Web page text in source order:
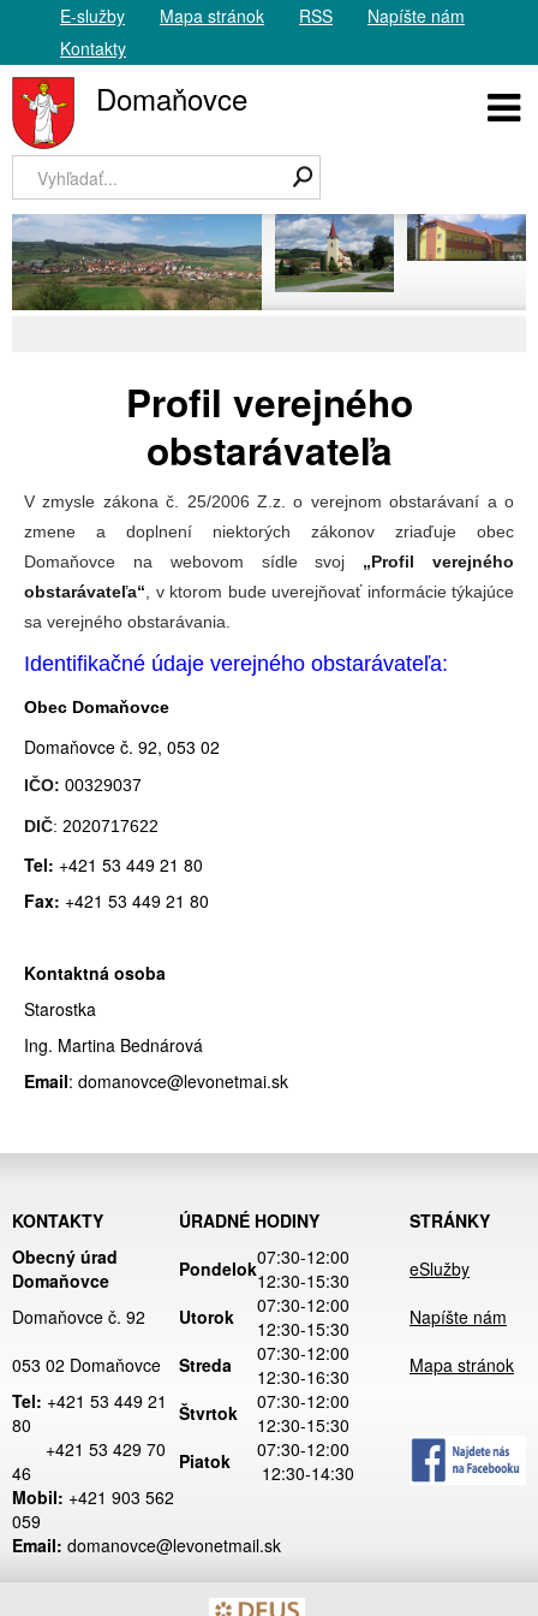
E-služby Mapa stránok RSS
Napíšte nám
Kontakty
Domaňovce
Profil verejného
obstarávateľa
V zmysle zákona č. 25/2006 Z.z. o verejnom obstarávaní a o
zmene a doplnení niektorých zákonov zriaďuje obec
Domaňovce na webovom sídle svoj „Profil verejného
obstarávateľa“, v ktorom bude uverejňovať informácie týkajúce
sa verejného obstarávania.
Identifikačné údaje verejného obstarávateľa:
Obec Domaňovce
Domaňovce č. 92, 053 02
IČO: 00329037
DIČ: 2020717622
Tel: +421 53 449 21 80
Fax: +421 53 449 21 80
Kontaktná osoba
Starostka
Ing. Martina Bednárová
Email: domanovce@levonetmai.sk
KONTAKTY ÚRADNÉ HODINY
STRÁNKY
Obecný úrad
Domaňovce
Pondelok07:30-12:00
12:30-15:30
eSlužby
Domaňovce č. 92
Utorok
07:30-12:00
12:30-15:30
Napíšte nám
053 02 Domaňovce
Streda
07:30-12:00
12:30-16:30
Mapa stránok
Tel: +421 53 449 21
80
Štvrtok
07:30-12:00
12:30-15:30
+421 53 429 70
46
Piatok
07:30-12:00
12:30-14:30
Mobil: +421 903 562
059
Email: domanovce@levonetmail.sk